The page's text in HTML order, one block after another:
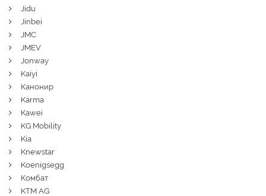
Jidu
Jinbei
JMC
JMEV
Jonway
Kaiyi
Канонир
Karma
Kawei
KG Mobility
Kia
Knewstar
Koenigsegg
Комбат
KTM AG